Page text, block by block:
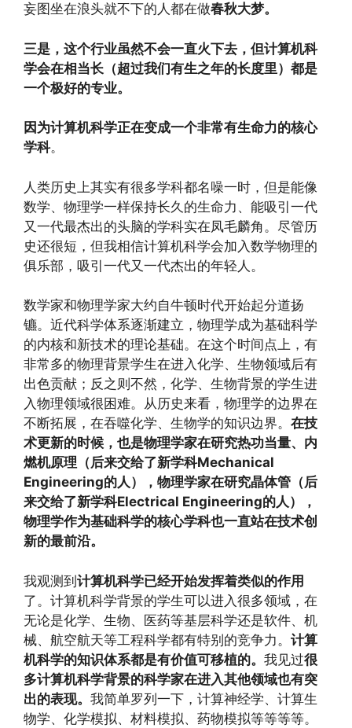
妄图坐在浪头就不下的人都在做春秋大梦。
三是，这个行业虽然不会一直火下去，但计算机科
学会在相当长（超过我们有生之年的长度里）都是
一个极好的专业。
因为计算机科学正在变成一个非常有生命力的核心
学科。
人类历史上其实有很多学科都名噪一时，但是能像
数学、物理学一样保持长久的生命力、能吸引一代
又一代最杰出的头脑的学科实在凤毛麟角。尽管历
史还很短，但我相信计算机科学会加入数学物理的
俱乐部，吸引一代又一代杰出的年轻人。
数学家和物理学家大约自牛顿时代开始起分道扬
镳。近代科学体系逐渐建立，物理学成为基础科学
的内核和新技术的理论基础。在这个时间点上，有
非常多的物理背景学生在进入化学、生物领域后有
出色贡献；反之则不然，化学、生物背景的学生进
入物理领域很困难。从历史来看，物理学的边界在
不断拓展，在吞噬化学、生物学的知识边界。 在技
术更新的时候，也是物理学家在研究热功当量、内
燃机原理（后来交给了新学科Mechanical
Engineering的人），物理学家在研究晶体管（后
来交给了新学科Electrical Engineering的人），
物理学作为基础科学的核心学科也一直站在技术创
新的最前沿。
我观测到计算机科学已经开始发挥着类似的作用
了。计算机科学背景的学生可以进入很多领域，在
无论是化学、生物、医药等基层科学还是软件、机
械、航空航天等工程科学都有特别的竞争力。 计算
机科学的知识体系都是有价值可移植的。 我见过很
多计算机科学背景的科学家在进入其他领域也有突
出的表现。 我简单罗列一下，计算神经学、计算生
物学、化学模拟、材料模拟、药物模拟等等等等。